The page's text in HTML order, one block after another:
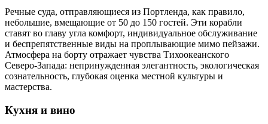
Речные суда, отправляющиеся из Портленда, как правило,
небольшие, вмещающие от 50 до 150 гостей. Эти корабли
ставят во главу угла комфорт, индивидуальное обслуживание
и беспрепятственные виды на проплывающие мимо пейзажи.
Атмосфера на борту отражает чувства Тихоокеанского
Северо-Запада: непринужденная элегантность, экологическая
сознательность, глубокая оценка местной культуры и
мастерства.
Кухня и вино